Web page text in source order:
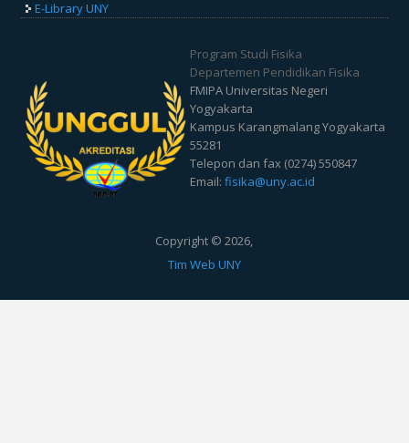
E-Library UNY
Program Studi Fisika
Departemen Pendidikan Fisika
FMIPA Universitas Negeri
Yogyakarta
Kampus Karangmalang Yogyakarta
55281
Telepon dan fax (0274) 550847
Email:fisika@uny.ac.id
Copyright © 2026,
Tim Web UNY